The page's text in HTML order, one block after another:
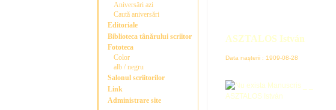
Aniversări azi
Caută aniversări
Editoriale
Biblioteca tânărului scriitor
Fototeca
Color
alb / negru
Salonul scriitorilor
Link
Administrare site
ASZTALOS István
Data nașterii : 1909-08-28